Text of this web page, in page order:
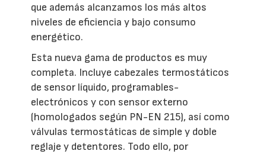
que además alcanzamos los más altos
niveles de eficiencia y bajo consumo
energético.
Esta nueva gama de productos es muy
completa. Incluye cabezales termostáticos
de sensor líquido, programables-
electrónicos y con sensor externo
(homologados según PN-EN 215), así como
válvulas termostáticas de simple y doble
reglaje y detentores. Todo ello, por